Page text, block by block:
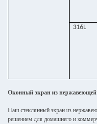
316L
Оконный экран из
Наш стеклянный экран из
решением для домашнего и